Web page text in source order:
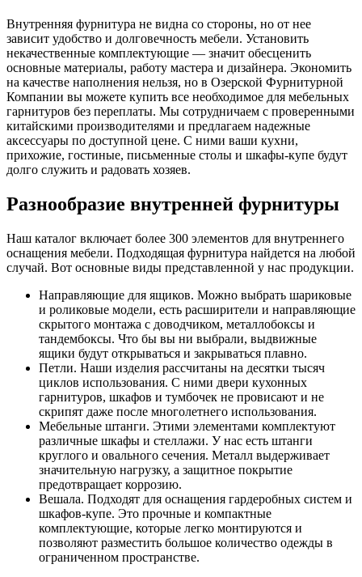
Внутренняя фурнитура не видна со стороны, но от нее
зависит удобство и долговечность мебели. Установить
некачественные комплектующие — значит обесценить
основные материалы, работу мастера и дизайнера. Экономить
на качестве наполнения нельзя, но в Озерской Фурнитурной
Компании вы можете купить все необходимое для мебельных
гарнитуров без переплаты. Мы сотрудничаем с проверенными
китайскими производителями и предлагаем надежные
аксессуары по доступной цене. С ними ваши кухни,
прихожие, гостиные, письменные столы и шкафы-купе будут
долго служить и радовать хозяев.
Разнообразие внутренней фурнитуры
Наш каталог включает более 300 элементов для внутреннего
оснащения мебели. Подходящая фурнитура найдется на любой
случай. Вот основные виды представленной у нас продукции.
Направляющие для ящиков. Можно выбрать шариковые
и роликовые модели, есть расширители и направляющие
скрытого монтажа с доводчиком, металлобоксы и
тандембоксы. Что бы вы ни выбрали, выдвижные
ящики будут открываться и закрываться плавно.
Петли. Наши изделия рассчитаны на десятки тысяч
циклов использования. С ними двери кухонных
гарнитуров, шкафов и тумбочек не провисают и не
скрипят даже после многолетнего использования.
Мебельные штанги. Этими элементами комплектуют
различные шкафы и стеллажи. У нас есть штанги
круглого и овального сечения. Металл выдерживает
значительную нагрузку, а защитное покрытие
предотвращает коррозию.
Вешала. Подходят для оснащения гардеробных систем и
шкафов-купе. Это прочные и компактные
комплектующие, которые легко монтируются и
позволяют разместить большое количество одежды в
ограниченном пространстве.